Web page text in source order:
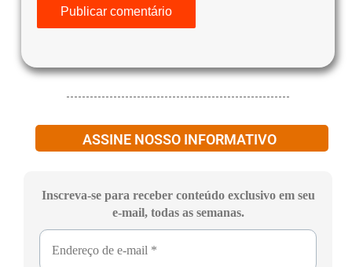
ASSINE NOSSO INFORMATIVO
Inscreva-se para receber conteúdo exclusivo em seu
e-mail, todas as semanas.